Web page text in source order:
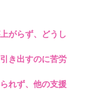
がらず、どうし
き出すのに苦労
れず、他の支援